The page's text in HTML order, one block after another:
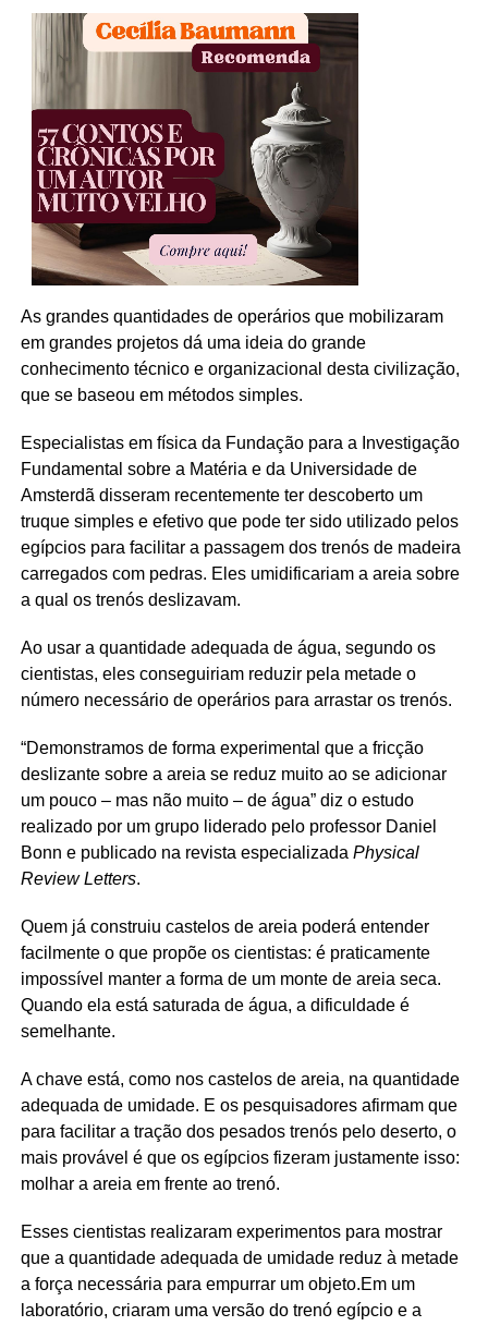
As grandes quantidades de operários que mobilizaram
em grandes projetos dá uma ideia do grande
conhecimento técnico e organizacional desta civilização,
que se baseou em métodos simples.
Especialistas em física da Fundação para a Investigação
Fundamental sobre a Matéria e da Universidade de
Amsterdã disseram recentemente ter descoberto um
truque simples e efetivo que pode ter sido utilizado pelos
egípcios para facilitar a passagem dos trenós de madeira
carregados com pedras. Eles umidificariam a areia sobre
a qual os trenós deslizavam.
Ao usar a quantidade adequada de água, segundo os
cientistas, eles conseguiriam reduzir pela metade o
número necessário de operários para arrastar os trenós.
“Demonstramos de forma experimental que a fricção
deslizante sobre a areia se reduz muito ao se adicionar
um pouco – mas não muito – de água” diz o estudo
realizado por um grupo liderado pelo professor Daniel
Bonn e publicado na revista especializada Physical
Review Letters.
Quem já construiu castelos de areia poderá entender
facilmente o que propõe os cientistas: é praticamente
impossível manter a forma de um monte de areia seca.
Quando ela está saturada de água, a dificuldade é
semelhante.
A chave está, como nos castelos de areia, na quantidade
adequada de umidade. E os pesquisadores afirmam que
para facilitar a tração dos pesados trenós pelo deserto, o
mais provável é que os egípcios fizeram justamente isso:
molhar a areia em frente ao trenó.
Esses cientistas realizaram experimentos para mostrar
que a quantidade adequada de umidade reduz à metade
a força necessária para empurrar um objeto.Em um
laboratório, criaram uma versão do trenó egípcio e a